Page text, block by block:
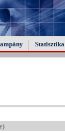
Statisztika